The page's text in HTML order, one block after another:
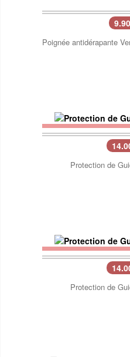
9.90
Poignée antidérapante
Protection de
Protection de